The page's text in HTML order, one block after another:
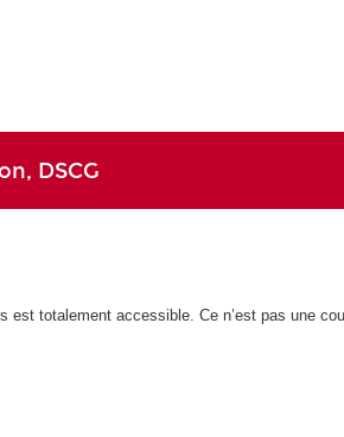
DSCG
totalement accessible. Ce n’est pas une